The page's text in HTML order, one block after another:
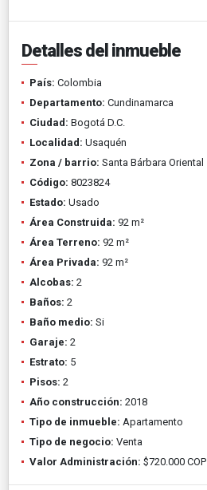
Detalles del inmueble
País: Colombia
Departamento: Cundinamarca
Ciudad: Bogotá D.C.
Localidad: Usaquén
Zona / barrio: Santa Bárbara Oriental
Código: 8023824
Estado: Usado
Área Construida: 92 m²
Área Terreno: 92 m²
Área Privada: 92 m²
Alcobas: 2
Baños: 2
Baño medio: Si
Garaje: 2
Estrato: 5
Pisos: 2
Año construcción: 2018
Tipo de inmueble: Apartamento
Tipo de negocio: Venta
Valor Administración: $720.000 COP